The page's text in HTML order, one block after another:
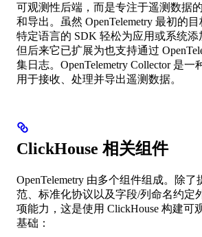
可观测性后端，而是专注于遥测数据
和导出。虽然 OpenTelemetry 最初的
特定语言的 SDK 轻松为应用或系统添
但后来它已扩展为也支持通过
集日志。OpenTelemetry Collector 是一
用于接收、处理并导出遥测数据。
ClickHouse 相关组件
OpenTelemetry 由多个组件组成。除
范、标准化协议以及字段/列命名约定
项能力，这是使用 ClickHouse 构建可
基础：